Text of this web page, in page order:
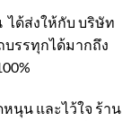
ได้ส่งให้กับ บริษัท
บรรทุกได้มากถึง
นุน และไว้ใจ ร้าน